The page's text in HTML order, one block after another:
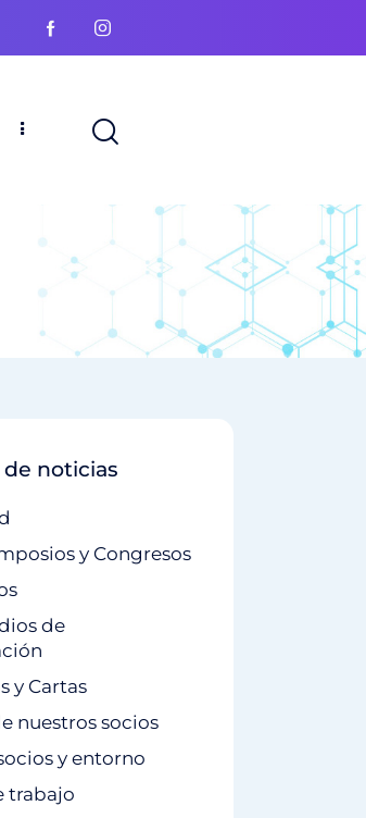
noticias
y Congresos
de
y Cartas
nuestros socios
y entorno
trabajo